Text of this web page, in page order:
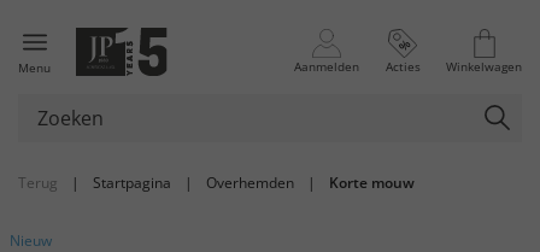
Menu Aanmelden Acties Winkelwagen
Terug | Startpagina | Overhemden | Korte mouw
Nieuw